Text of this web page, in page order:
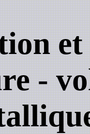
-